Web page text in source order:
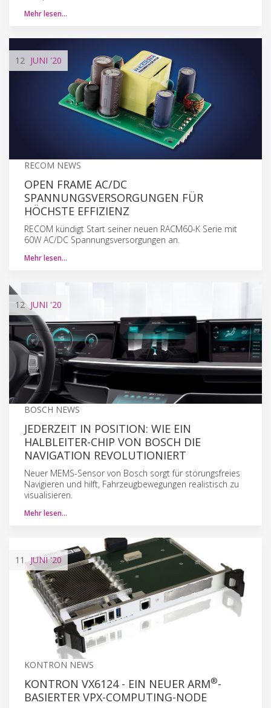
Mehr lesen…
12 JUNI '20
RECOM NEWS
OPEN FRAME AC/DC
SPANNUNGSVERSORGUNGEN FÜR
HÖCHSTE EFFIZIENZ
RECOM kündigt Start seiner neuen RACM60-K Serie mit
60W AC/DC Spannungsversorgungen an.
Mehr lesen…
12 JUNI '20
BOSCH NEWS
JEDERZEIT IN POSITION: WIE EIN
HALBLEITER-CHIP VON BOSCH DIE
NAVIGATION REVOLUTIONIERT
Neuer MEMS-Sensor von Bosch sorgt für störungsfreies
Navigieren und hilft, Fahrzeugbewegungen realistisch zu
visualisieren.
Mehr lesen…
11 JUNI'20
KONTRON NEWS
KONTRON VX6124 - EIN NEUER ARM®-
BASIERTER VPX-COMPUTING-NODE